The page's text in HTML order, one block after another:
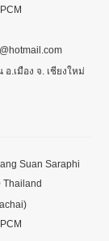
.เมือง จ. เชียงใหม่
Suan Saraphi
Thailand